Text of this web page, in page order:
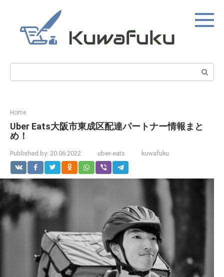
content
Search:
Home
Uber Eats大阪市東成区配達パートナー情報まと
め！
Published by: 20.06.2022 uber-eats kuwafuku